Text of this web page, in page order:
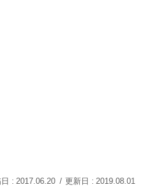
2017.06.20 2019.08.01